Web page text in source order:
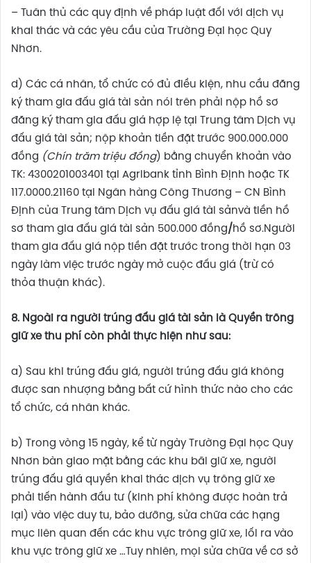
– Tuân thủ các quy định về pháp luật đối với dịch vụ
khai thác và các yêu cầu của Trường Đại học Quy
Nhơn.
d) Các cá nhân, tổ chức có đủ điều kiện, nhu cầu đăng
ký tham gia đấu giá tài sản nói trên phải nộp hồ sơ
đăng ký tham gia đấu giá hợp lệ tại Trung tâm Dịch vụ
đấu giá tài sản; nộp khoản tiền đặt trước 900.000.000
đồng (Chín trăm triệu đồng) bằng chuyển khoản vào
TK: 4300201003401 tại Agribank tỉnh Bình Định hoặc TK
117.0000.21160 tại Ngân hàng Công Thương – CN Bình
Định của Trung tâm Dịch vụ đấu giá tài sảnvà tiền hồ
sơ tham gia đấu giá tài sản 500.000 đồng/hồ sơ.Người
tham gia đấu giá nộp tiền đặt trước trong thời hạn 03
ngày làm việc trước ngày mở cuộc đấu giá (trừ có
thỏa thuận khác).
8. Ngoài ra người trúng đấu giá tài sản là Quyền trông
giữ xe thu phí còn phải thực hiện như sau:
a) Sau khi trúng đấu giá, người trúng đấu giá không
được san nhượng bằng bất cứ hình thức nào cho các
tổ chức, cá nhân khác.
b) Trong vòng 15 ngày, kể từ ngày Trường Đại học Quy
Nhơn bàn giao mặt bằng các khu bãi giữ xe, người
trúng đấu giá quyền khai thác dịch vụ trông giữ xe
phải tiến hành đầu tư (kinh phí không được hoàn trả
lại) vào việc duy tu, bảo dưỡng, sửa chữa các hạng
mục liên quan đến các khu vực trông giữ xe, lối ra vào
khu vực trông giữ xe …Tuy nhiên, mọi sửa chữa về cơ sở